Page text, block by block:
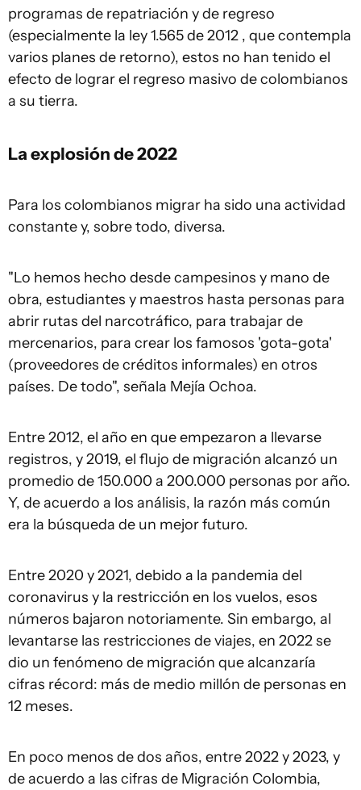
programas de repatriación y de regreso
(especialmente la ley 1.565 de 2012 , que contempla
varios planes de retorno), estos no han tenido el
efecto de lograr el regreso masivo de colombianos
a su tierra.
La explosión de 2022
Para los colombianos migrar ha sido una actividad
constante y, sobre todo, diversa.
"Lo hemos hecho desde campesinos y mano de
obra, estudiantes y maestros hasta personas para
abrir rutas del narcotráfico, para trabajar de
mercenarios, para crear los famosos 'gota-gota'
(proveedores de créditos informales) en otros
países. De todo", señala Mejía Ochoa.
Entre 2012, el año en que empezaron a llevarse
registros, y 2019, el flujo de migración alcanzó un
promedio de 150.000 a 200.000 personas por año.
Y, de acuerdo a los análisis, la razón más común
era la búsqueda de un mejor futuro.
Entre 2020 y 2021, debido a la pandemia del
coronavirus y la restricción en los vuelos, esos
números bajaron notoriamente. Sin embargo, al
levantarse las restricciones de viajes, en 2022 se
dio un fenómeno de migración que alcanzaría
cifras récord: más de medio millón de personas en
12 meses.
En poco menos de dos años, entre 2022 y 2023, y
de acuerdo a las cifras de Migración Colombia,